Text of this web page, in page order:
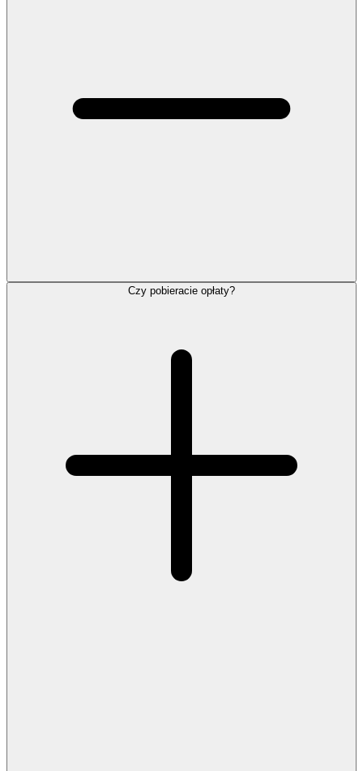
Czy pobieracie opłaty?